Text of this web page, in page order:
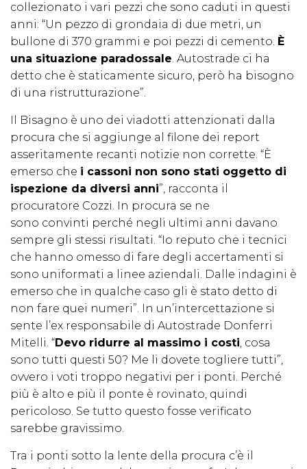
collezionato i vari pezzi che sono caduti in questi
anni: “Un pezzo di grondaia di due metri, un
bullone di 370 grammi e poi pezzi di cemento. È
una situazione paradossale. Autostrade ci ha
detto che è staticamente sicuro, però ha bisogno
di una ristrutturazione”.
Il Bisagno è uno dei viadotti attenzionati dalla
procura che si aggiunge al filone dei report
asseritamente recanti notizie non corrette. “È
emerso che i cassoni non sono stati oggetto di
ispezione da diversi anni”, racconta il
procuratore Cozzi. In procura se ne
sono convinti perché negli ultimi anni davano
sempre gli stessi risultati. “Io reputo che i tecnici
che hanno omesso di fare degli accertamenti si
sono uniformati a linee aziendali. Dalle indagini è
emerso che in qualche caso gli è stato detto di
non fare quei numeri”. In un’intercettazione si
sente l’ex responsabile di Autostrade Donferri
Mitelli. “Devo ridurre al massimo i costi, cosa
sono tutti questi 50? Me li dovete togliere tutti”,
ovvero i voti troppo negativi per i ponti. Perché
più è alto e più il ponte è rovinato, quindi
pericoloso. Se tutto questo fosse verificato
sarebbe gravissimo.
Tra i ponti sotto la lente della procura c’è il